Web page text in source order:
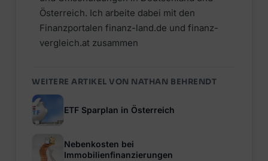
Österreich. Ich arbeite dabei mit den
Finanzportalen finanz-land.de und finanz-
vergleich.at zusammen
WEITERE ARTIKEL VON NATHAN BEHRENDT
ETF Sparplan in Österreich
Nebenkosten bei
Immobilienfinanzierungen